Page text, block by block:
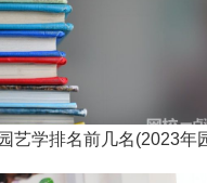
艺学排名前几名(2023年